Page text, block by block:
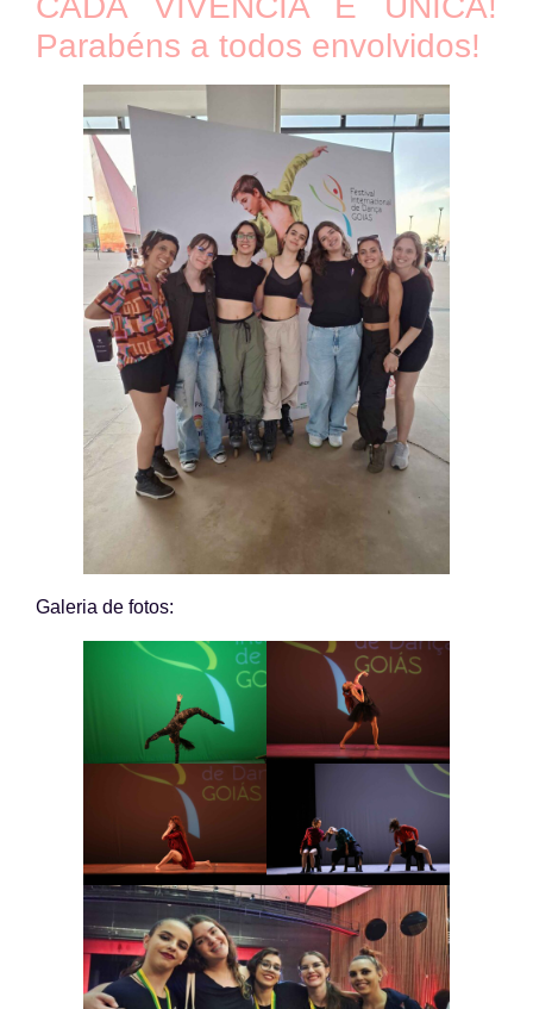
Parabéns a todos envolvidos!
Galeria de fotos: